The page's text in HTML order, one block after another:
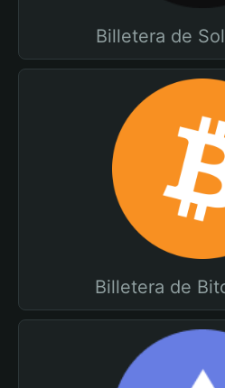
Billetera de
Billetera de